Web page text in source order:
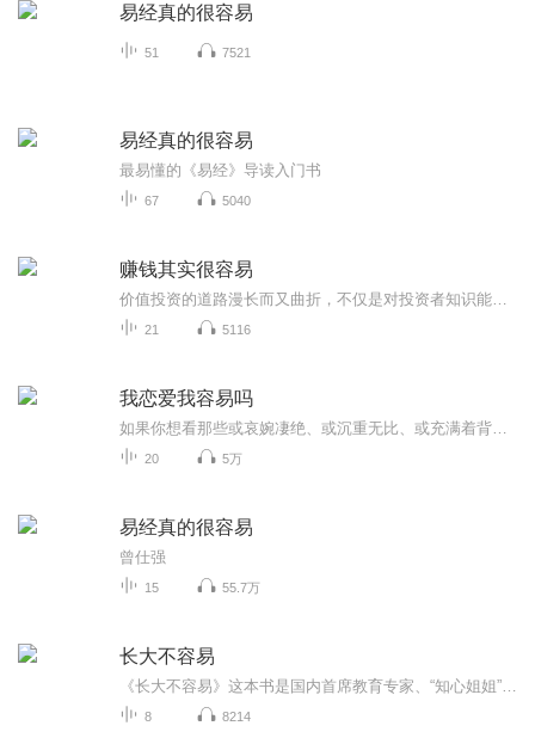
易经真的很容易
51 7521
易经真的很容易
最易懂的《易经》导读入门书
67 5040
赚钱其实很容易
21 5116
我恋爱我容易吗
20 5万
易经真的很容易
曾仕强
15 55.7万
长大不容易
8 8214